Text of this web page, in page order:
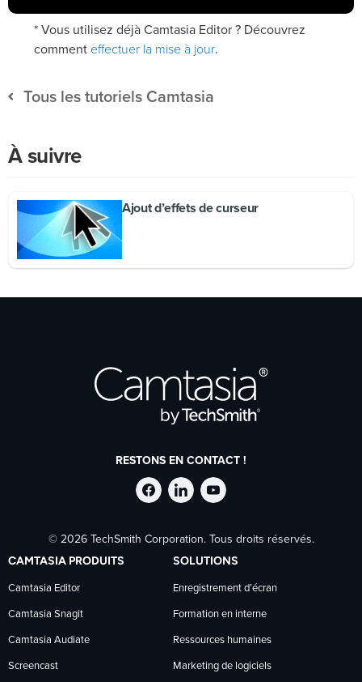
* Vous utilisez déjà Camtasia Editor ? Découvrez
comment effectuer la mise à jour.
Tous les tutoriels Camtasia
À suivre
Ajout d’effets de curseur
RESTONS EN CONTACT !
Suivre
TechSmith
sur
Facebook
Suivre
TechSmith
sur
LinkedIn
Suivre
TechSmith
sur
YouTube
© 2026 TechSmith Corporation. Tous droits réservés.
CAMTASIA PRODUITS
Camtasia Editor
Camtasia Snagit
Camtasia Audiate
Screencast
SOLUTIONS
Enregistrement d’écran
Formation en interne
Ressources humaines
Marketing de logiciels